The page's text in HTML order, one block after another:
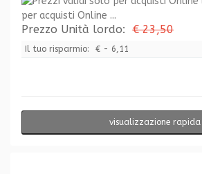
per acquisti Online ...
Prezzo Unità lordo: € 23,50
Il tuo risparmio: € - 6,11
visualizzazione rapida